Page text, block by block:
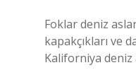
Foklar deniz
kapakçıkları ve
Kaliforniya deniz